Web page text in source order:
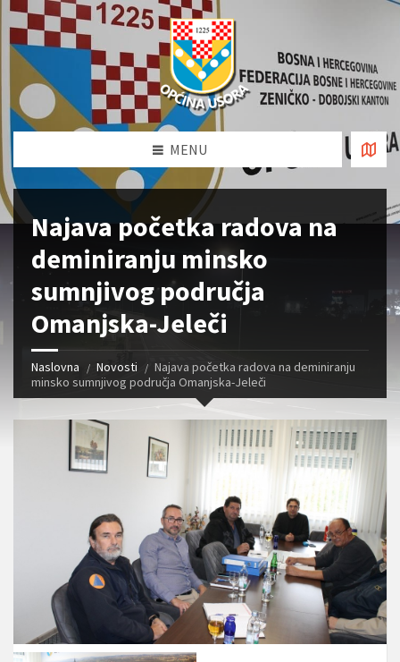
MENU
Najava početka radova na
deminiranju minsko
sumnjivog područja
Omanjska-Jeleči
Naslovna Novosti
Najava početka radova na deminiranju
minsko sumnjivog područja Omanjska-Jeleči